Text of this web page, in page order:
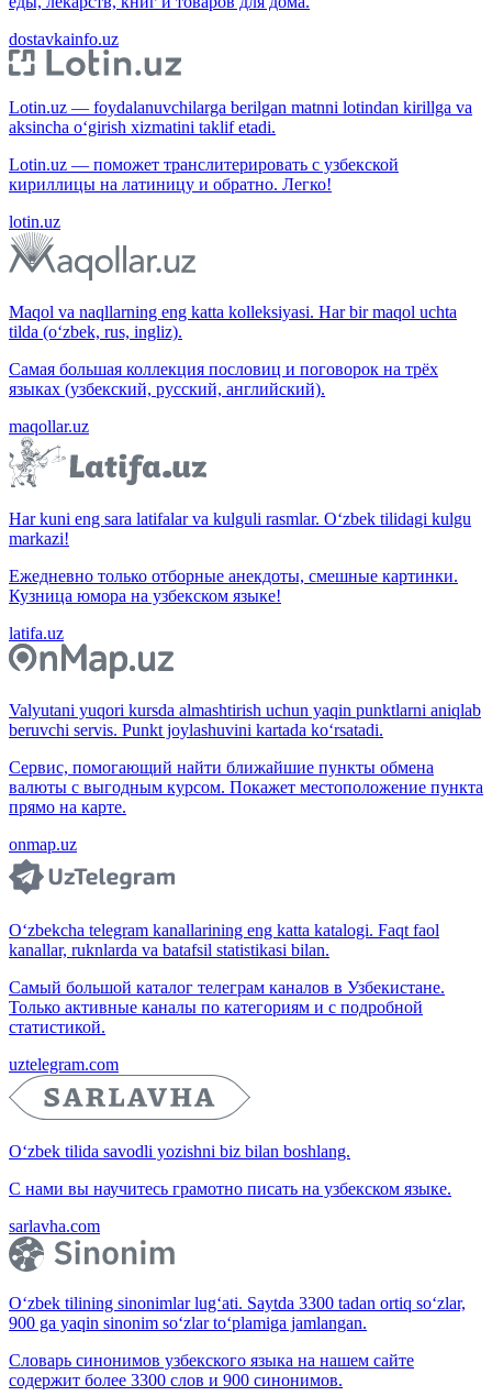
dostavkainfo.uz
Lotin.uz — foydalanuvchilarga berilgan matnni lotindan kirillga va
aksincha o‘girish xizmatini taklif etadi.
Lotin.uz — поможет транслитерировать с узбекской
кириллицы на латиницу и обратно. Легко!
lotin.uz
Maqol va naqllarning eng katta kolleksiyasi. Har bir maqol uchta
tilda (o‘zbek, rus, ingliz).
Самая большая коллекция пословиц и поговорок на трёх
языках (узбекский, русский, английский).
maqollar.uz
Har kuni eng sara latifalar va kulguli rasmlar. O‘zbek tilidagi kulgu
markazi!
Ежедневно только отборные анекдоты, смешные картинки.
Кузница юмора на узбекском языке!
latifa.uz
Valyutani yuqori kursda almashtirish uchun yaqin punktlarni aniqlab
beruvchi servis. Punkt joylashuvini kartada ko‘rsatadi.
Сервис, помогающий найти ближайшие пункты обмена
валюты с выгодным курсом. Покажет местоположение пункта
прямо на карте.
onmap.uz
O‘zbekcha telegram kanallarining eng katta katalogi. Faqt faol
kanallar, ruknlarda va batafsil statistikasi bilan.
Самый большой каталог телеграм каналов в Узбекистане.
Только активные каналы по категориям и с подробной
статистикой.
uztelegram.com
O‘zbek tilida savodli yozishni biz bilan boshlang.
С нами вы научитесь грамотно писать на узбекском языке.
sarlavha.com
O‘zbek tilining sinonimlar lug‘ati. Saytda 3300 tadan ortiq so‘zlar,
900 ga yaqin sinonim so‘zlar to‘plamiga jamlangan.
Словарь синонимов узбекского языка на нашем сайте
содержит более 3300 слов и 900 синонимов.